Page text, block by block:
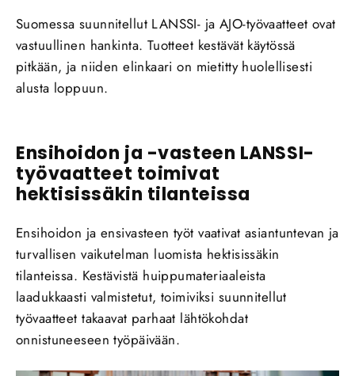
Suomessa suunnitellut LANSSI- ja AJO-työvaatteet ovat
vastuullinen hankinta. Tuotteet kestävät käytössä
pitkään, ja niiden elinkaari on mietitty huolellisesti
alusta loppuun.
Ensihoidon ja -vasteen LANSSI-
työvaatteet toimivat
hektisissäkin tilanteissa
Ensihoidon ja ensivasteen työt vaativat asiantuntevan ja
turvallisen vaikutelman luomista hektisissäkin
tilanteissa. Kestävistä huippumateriaaleista
laadukkaasti valmistetut, toimiviksi suunnitellut
työvaatteet takaavat parhaat lähtökohdat
onnistuneeseen työpäivään.